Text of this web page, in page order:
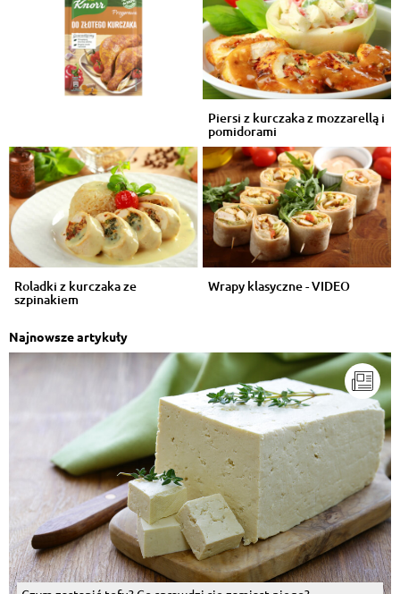
Piersi z kurczaka z mozzarellą i
pomidorami
Roladki z kurczaka ze
szpinakiem
Wrapy klasyczne - VIDEO
Najnowsze artykuły